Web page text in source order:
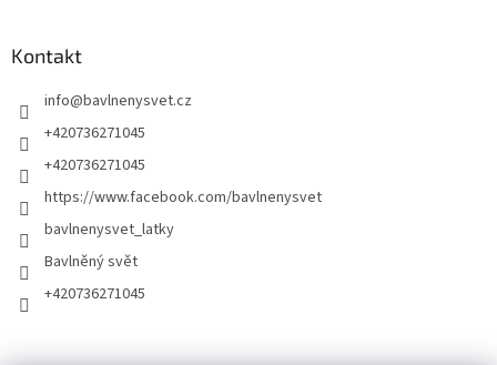
Kontakt
info@bavlnenysvet.cz
+420736271045
+420736271045
https://www.facebook.com/bavlnenysvet
bavlnenysvet_latky
Bavlněný svět
+420736271045